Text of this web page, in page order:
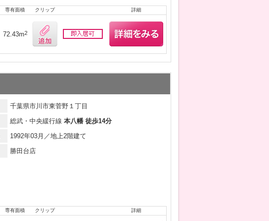
専有面積 クリップ 詳細
72.43m2
千葉県市川市東菅野１丁目
総武・中央緩行線 本八幡 徒歩14分
1992年03月／地上2階建て
勝田台店
専有面積 クリップ 詳細